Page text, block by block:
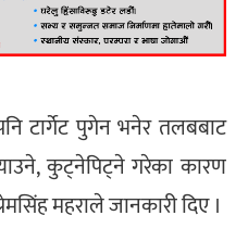
टार्गेट पुगेन भनेर तलबबाट
कुट्नेपिट्ने गरेका कारण
महराले जानकारी दिए ।